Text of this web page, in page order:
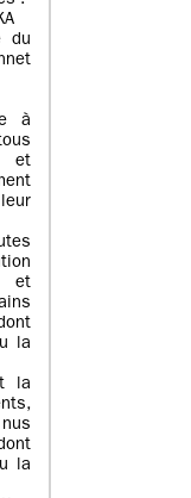
du
à
et
et
la
la
la